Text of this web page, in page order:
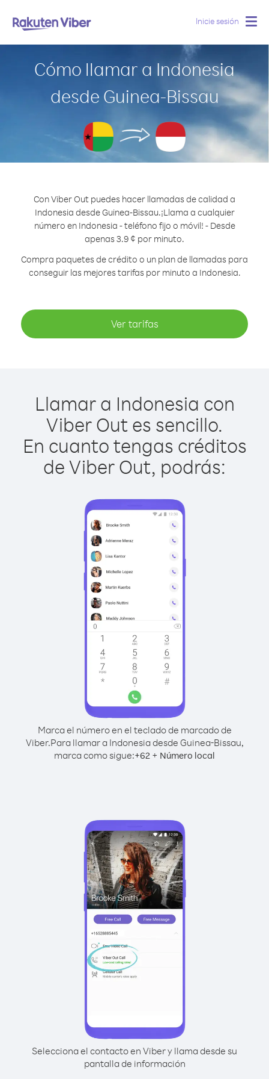
Inicie sesión
Cómo llamar a Indonesia
desde Guinea-Bissau
Con Viber Out puedes hacer llamadas de calidad a
Indonesia desde Guinea-Bissau.¡Llama a cualquier
número en Indonesia - teléfono fijo o móvil! - Desde
apenas 3.9 ¢ por minuto.
Compra paquetes de crédito o un plan de llamadas para
conseguir las mejores tarifas por minuto a Indonesia.
Ver tarifas
Llamar a Indonesia con
Viber Out es sencillo.
En cuanto tengas créditos
de Viber Out, podrás:
Marca el número en el teclado de marcado de
Viber.Para llamar a Indonesia desde Guinea-Bissau,
marca como sigue:+62 + Número local
Selecciona el contacto en Viber y llama desde su
pantalla de información